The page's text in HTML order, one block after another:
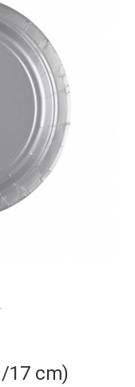
17 cm)